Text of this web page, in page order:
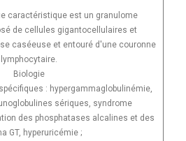
caractéristique est un granulome
de cellules gigantocellulaires et
caséeuse et entouré d'une couronne
lymphocytaire.
Biologie
: hypergammaglobulinémie,
sériques, syndrome
des phosphatases alcalines et des
GT, hyperuricémie ;